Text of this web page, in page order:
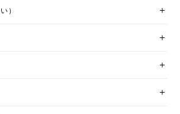
）